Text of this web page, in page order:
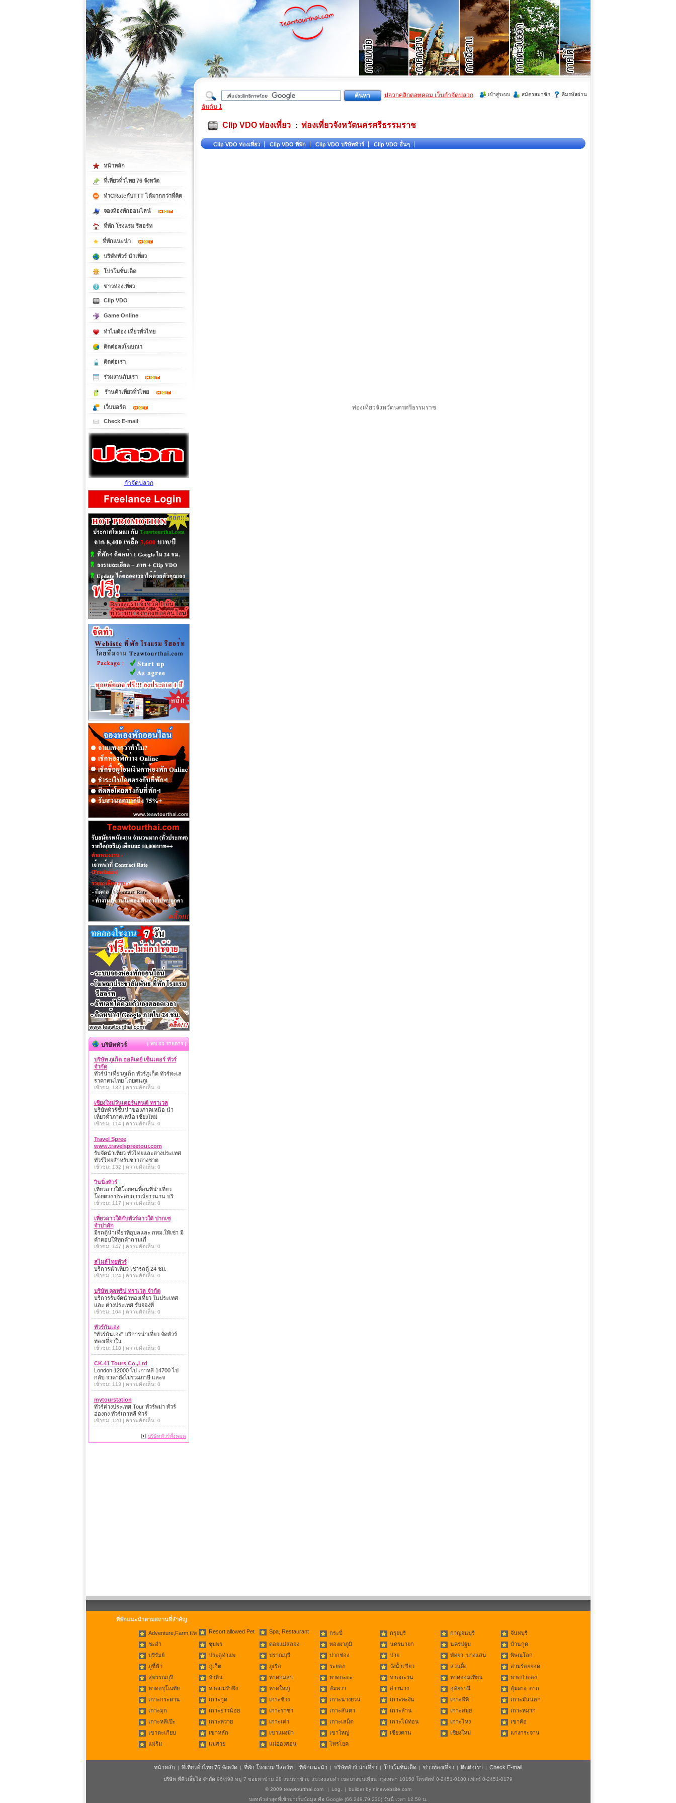
ที่เที่ยวภาคใต้
เข้าสู่ระบบ สมัครสมาชิก ลืมรหัสผ่าน
ปลวกคลิกดอทคอม เว็บกำจัดปลวก
อันดับ 1
Clip VDO ท่องเที่ยว : ท่องเที่ยวจังหวัดนครศรีธรรมราช
Clip VDO ท่องเที่ยว Clip VDO ที่พัก Clip VDO บริษัททัวร์ Clip VDO อื่นๆ
ท่องเที่ยวจังหวัดนครศรีธรรมราช
หน้าหลัก
ที่เที่ยวทั่วไทย 76 จังหวัด
ทำCRateกับTTT ได้มากกว่าที่คิด
จองห้องพักออนไลน์
ที่พัก โรงแรม รีสอร์ท
ที่พักแนะนำ
บริษัททัวร์ นำเที่ยว
โปรโมชั่นเด็ด
ข่าวท่องเที่ยว
Clip VDO
Game Online
ทำไมต้อง เที่ยวทั่วไทย
ติดต่อลงโฆษณา
ติดต่อเรา
ร่วมงานกับเรา
ร้านค้าเที่ยวทั่วไทย
เว็บบอร์ด
Check E-mail
กำจัดปลวก
บริษัททัวร์ { พบ 33 รายการ }
บริษัท ภูเก็ต ฮอลิเดย์ เซ็นเตอร์ ทัวร์
จำกัด
ทัวร์นำเที่ยวภูเก็ต ทัวร์ภูเก็ต ทัวร์ทะเล
ราคาคนไทย โดยคนภูเ
เข้าชม: 132 | ความคิดเห็น: 0
เชียงใหม่วันเดอร์แลนด์ ทราเวล
บริษัททัวร์ชั้นนำของภาคเหนือ นำ
เที่ยวทั่วภาคเหนือ เชียงใหม่
เข้าชม: 114 | ความคิดเห็น: 0
Travel Spree
www.travelspreetour.com
รับจัดนำเที่ยว ทั่วไทยและต่างประเทศ
ทัวร์ไทยสำหรับชาวต่างชาต
เข้าชม: 132 | ความคิดเห็น: 0
วินนิ่งทัวร์
เที่ยวลาวใต้โดยคนพื้อนที่นำเที่ยว
โดยตรง ประสบการณ์ยาวนาน บริ
เข้าชม: 117 | ความคิดเห็น: 0
เที่ยวลาวใต้กับทัวร์ลาวใต้ ปากเซ
จำปาสัก
มีรถตู้นำเที่ยวที่อุบลและ กทม.ให้เช่า มี
คำตอบให้ทุกคำถามเกี่
เข้าชม: 147 | ความคิดเห็น: 0
สไมล์ไทยทัวร์
บริการนำเที่ยว เช่ารถตู้ 24 ชม.
เข้าชม: 124 | ความคิดเห็น: 0
บริษัท คูลทริป ทราเวล จำกัด
บริการรับจัดนำท่องเที่ยว ในประเทศ
และ ต่างประเทศ รับจองที่
เข้าชม: 104 | ความคิดเห็น: 0
ทัวร์กันเอง
"ทัวร์กันเอง" บริการนำเที่ยว จัดทัวร์
ท่องเที่ยวใน
เข้าชม: 118 | ความคิดเห็น: 0
CK.41 Tours Co.,Ltd
London 12000 ไป เกาหลี 14700 ไป
กลับ ราคายังไม่รวมภาษี และจ
เข้าชม: 113 | ความคิดเห็น: 0
mytourstation
ทัวร์ต่างประเทศ Tour ทัวร์พม่า ทัวร์
ฮ่องกง ทัวร์เกาหลี ทัวร์
เข้าชม: 120 | ความคิดเห็น: 0
บริษัททัวร์ทั้งหมด
ที่พักแนะนำตามสถานที่สำคัญ
Adventure,Farm,แพ Resort allowed Pet Spa, Restaurant กระบี่ กรุยบุรี กาญจนบุรี
จันทบุรี
ชะอำ
ชุมพร ดอยแม่สลอง ทองผาภูมิ นครนายก นครปฐม
บ้านกูด
บุรีรัมย์
ประตูท่าแพ ปราณบุรี ปากช่อง ปาย พัทยา, บางแสน
พิษณุโลก
ภูชี้ฟ้า
ภูเก็ต ภูเรือ ระยอง วังน้ำเขียว สวนผึ้ง
สามร้อยยอด
สุพรรณบุรี
หัวหิน หาดกมลา หาดกะตะ หาดกะรน หาดจอมเทียน
หาดป่าตอง
หาดอรุโณทัย
หาดแม่รำพึง หาดใหญ่ อัมพวา อ่าวนาง อุทัยธานี
อุ้มผาง, ตาก
เกาะกระดาน
เกาะกูด เกาะช้าง เกาะนางยวน เกาะพะงัน เกาะพีพี
เกาะมันนอก
เกาะมุก
เกาะยาวน้อย เกาะราชา เกาะลันตา เกาะล้าน เกาะสมุย
เกาะหมาก
เกาะหลีเป๊ะ
เกาะหวาย เกาะเต่า เกาะเสม็ด เกาะไม้ท่อน เกาะไหง
เขาค้อ
เขาตะเกียบ
เขาหลัก เขาแผงม้า เขาใหญ่ เชียงคาน เชียงใหม่
แก่งกระจาน
แม่ริม
แม่สาย แม่ฮ่องสอน ไทรโยค
หน้าหลัก | ที่เที่ยวทั่วไทย 76 จังหวัด | ที่พัก โรงแรม รีสอร์ท | ที่พักแนะนำ | บริษัททัวร์ นำเที่ยว | โปรโมชั่นเด็ด | ข่าวท่องเที่ยว | ติดต่อเรา | Check E-mail
บริษัท ทีคิวเอ็มไอ จำกัด 96/498 หมู่ 7 ซอยท่าข้าม 28 ถนนท่าข้าม แขวงแสมดำ เขตบางขุนเทียน กรุงเทพฯ 10150 โทรศัพท์ 0-2451-0180 แฟกซ์ 0-2451-0179
© 2009 teawtourthai.com | Log. | builder by ninewebsite.com
บอทตัวล่าสุดที่เข้ามาเก็บข้อมูล คือ Google (66.249.79.230) วันนี้ เวลา 12.59 น.